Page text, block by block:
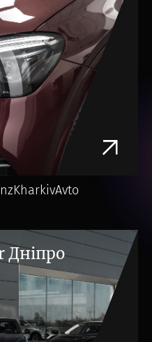
Дніпро